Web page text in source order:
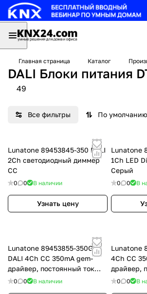
Главная страница Каталог
DALI Блоки питания
49
Все фильтры
Lunatone 89453845-350 DALI
2Ch светодиодный диммер
CC
0 0 В наличии
Узнать цену
Lunatone
1Ch LED
Серый
0 0 В
Lunatone 89453855-350GM
DALI 4Ch CC 350mA gem-
драйвер, постоянный ток
PWM 350mA com -, Uin 12-
0 0 В наличии
Lunatone
4Ch CC
драйвер,
PWM
0 0 В